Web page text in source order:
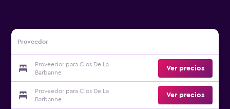
Proveedor
Proveedor para Clos De La
Barbanne
Ver precios
Proveedor para Clos De La
Barbanne
Ver precios